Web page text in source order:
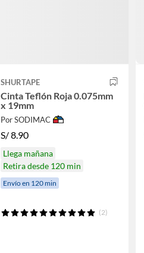
SHURTAPE
Cinta Teflón Roja 0.075mm
x 19mm
Por SODIMAC
S/8.90
Llega mañana
Retira desde 120 min
Envío en 120 min
(2)